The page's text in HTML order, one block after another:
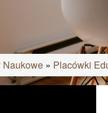
Naukowe » Placówki